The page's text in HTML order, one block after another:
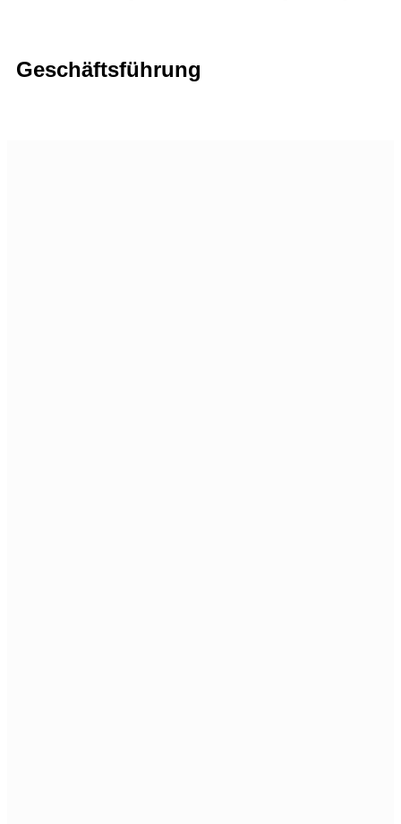
Geschäftsführung